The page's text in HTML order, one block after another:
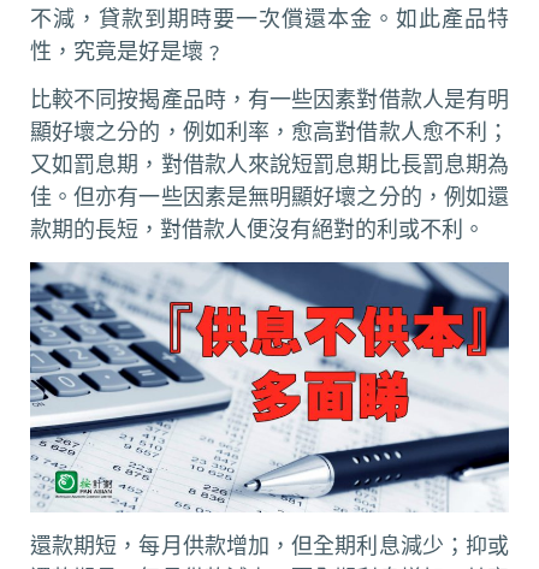
不減，貸款到期時要一次償還本金。如此產品特
性，究竟是好是壞﹖
比較不同按揭產品時，有一些因素對借款人是有明
顯好壞之分的，例如利率，愈高對借款人愈不利；
又如罰息期，對借款人來說短罰息期比長罰息期為
佳。但亦有一些因素是無明顯好壞之分的，例如還
款期的長短，對借款人便沒有絕對的利或不利。
還款期短，每月供款增加，但全期利息減少；抑或